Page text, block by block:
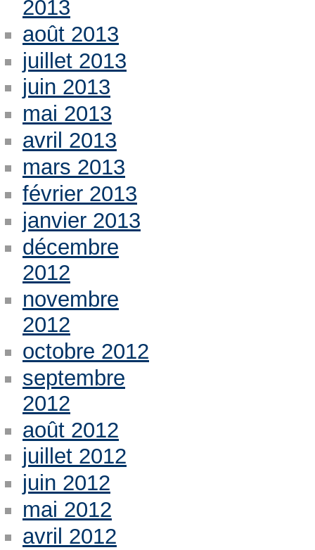
2013
août 2013
juillet 2013
juin 2013
mai 2013
avril 2013
mars 2013
février 2013
janvier 2013
décembre
2012
novembre
2012
octobre 2012
septembre
2012
août 2012
juillet 2012
juin 2012
mai 2012
avril 2012